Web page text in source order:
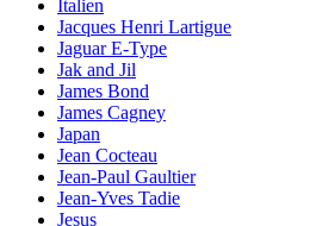
Italien
Jacques Henri Lartigue
Jaguar E-Type
Jak and Jil
James Bond
James Cagney
Japan
Jean Cocteau
Jean-Paul Gaultier
Jean-Yves Tadie
Jesus